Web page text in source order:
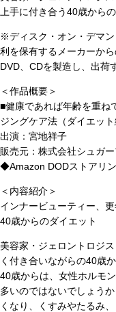
上手に付き合う40歳から
※ディスク・オン・デマ
利を保有するメーカーか
DVD、CDを製造し、出荷
＜作品概要＞
■健康であれば年齢を重
ジングケア法（ダイエット
出演：宮地祥子
販売元：株式会社シュガ
◆Amazon DODストアリン
＜内容紹介＞
インナービューティー、
40歳からのダイエット
美容家・ジェロントロジ
く付き合いながらの40歳
40歳からは、女性ホルモ
多いのではないでしょう
くなり、くすみやたるみ